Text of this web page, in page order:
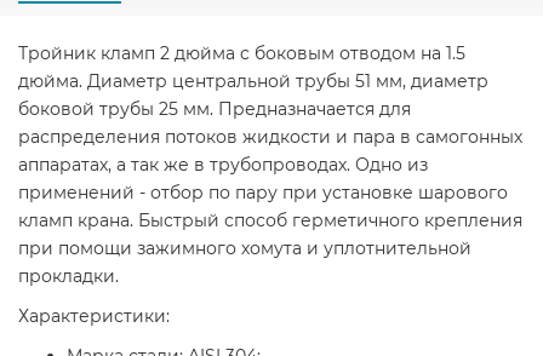
Тройник кламп 2 дюйма c боковым отводом на 1.5
дюйма. Диаметр центральной трубы 51 мм, диаметр
боковой трубы 25 мм. Предназначается для
распределения потоков жидкости и пара в самогонных
аппаратах, а так же в трубопроводах. Одно из
применений - отбор по пару при установке шарового
кламп крана. Быстрый способ герметичного крепления
при помощи зажимного хомута и уплотнительной
прокладки.
Характеристики: